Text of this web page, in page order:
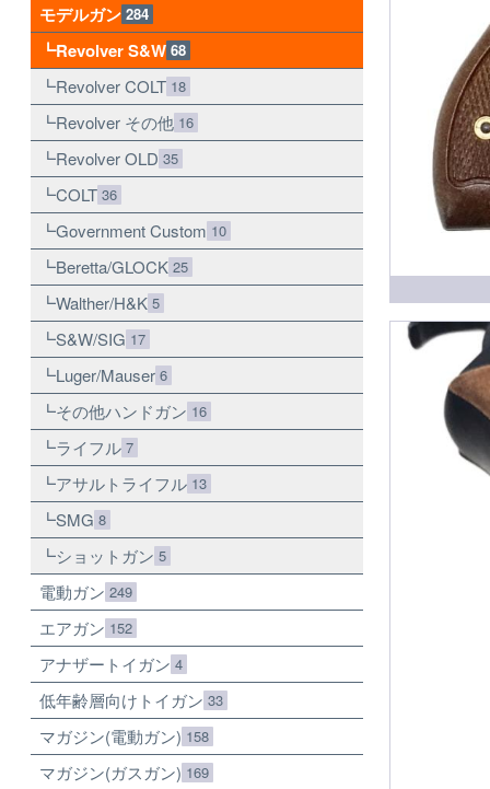
モデルガン 284
Revolver S&W 68
Revolver COLT 18
Revolver その他 16
Revolver OLD 35
COLT 36
Government Custom 10
Beretta/GLOCK 25
Walther/H&K 5
S&W/SIG 17
Luger/Mauser 6
その他ハンドガン 16
ライフル 7
アサルトライフル 13
SMG 8
ショットガン 5
電動ガン 249
エアガン 152
アナザートイガン 4
低年齢層向けトイガン 33
マガジン(電動ガン) 158
マガジン(ガスガン) 169